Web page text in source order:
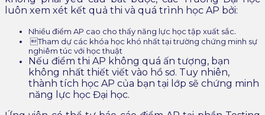
luôn xem xét kết quả thi và quá trình học AP bởi:
Nhiều điểm AP cao cho thấy năng lực học tập xuất sắc.
Tham dự các khóa học khó nhất tại trường chứng minh sự
nghiêm túc với học thuật
Nếu điểm thi AP không quá ấn tượng, bạn
không nhất thiết viết vào hồ sơ. Tuy nhiên,
thành tích học AP của bạn tại lớp sẽ chứng minh
năng lực học Đại học.